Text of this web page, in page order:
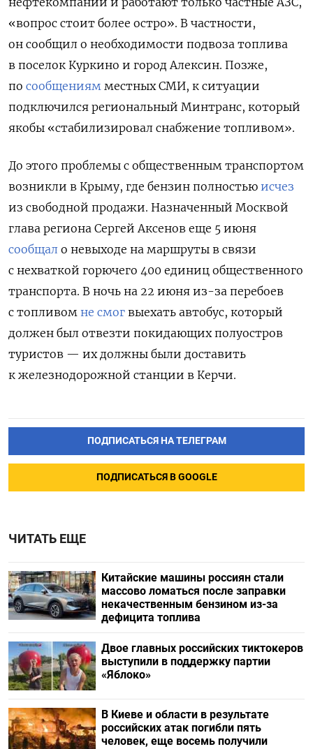
«вопрос стоит более остро». В частности,
он сообщил о необходимости подвоза топлива
в поселок Куркино и город Алексин. Позже,
по сообщениям местных СМИ, к ситуации
подключился региональный Минтранс, который
якобы «стабилизировал снабжение топливом».
До этого проблемы с общественным транспортом
возникли в Крыму, где бензин полностью исчез
из свободной продажи. Назначенный Москвой
глава региона Сергей Аксенов еще 5 июня
сообщал о невыходе на маршруты в связи
с нехваткой горючего 400 единиц общественного
транспорта. В ночь на 22 июня из-за перебоев
с топливом не смог выехать автобус, который
должен был отвезти покидающих полуостров
туристов — их должны были доставить
к железнодорожной станции в Керчи.
ПОДПИСАТЬСЯ НА ТЕЛЕГРАМ
ПОДПИСАТЬСЯ В GOOGLE
ЧИТАТЬ ЕЩЕ
Китайские машины россиян стали
массово ломаться после заправки
некачественным бензином из-за
дефицита топлива
Двое главных российских тиктокеров
выступили в поддержку партии
«Яблоко»
В Киеве и области в результате
российских атак погибли пять
человек, еще восемь получили